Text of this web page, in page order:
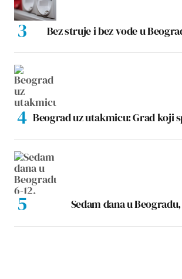
Bez struje i bez vode u
Beograd uz utakmicu: Grad koji
Sedam dana u